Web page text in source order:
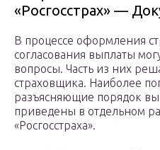
«Росгосстрах» —
В процессе оформления
согласования выплаты
вопросы. Часть из них
страховщика. Наиболее
разъясняющие порядок
приведены в отдельном
«Росгосстраха».